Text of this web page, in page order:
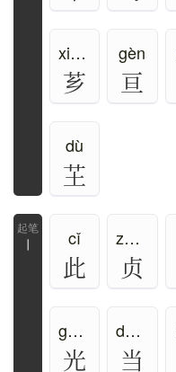
xiāng
芗
gèn
亘
dù
芏
cǐ
此
zhēn
贞
guāng
光
dāng、dàng
当